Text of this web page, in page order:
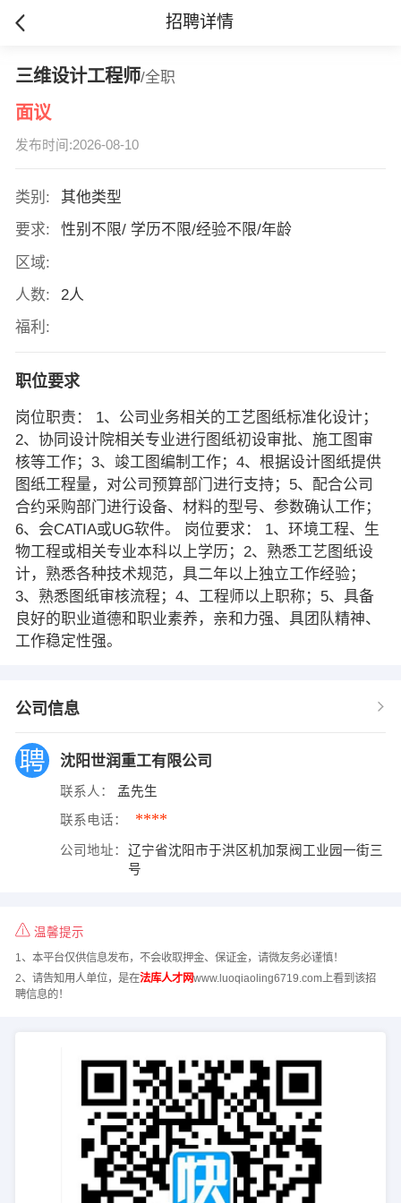
招聘详情
三维设计工程师/全职
面议
发布时间:2026-08-10
类别:
其他类型
要求:
性别不限/ 学历不限/经验不限/年龄
区域:
人数:
2人
福利:
职位要求
岗位职责： 1、公司业务相关的工艺图纸标准化设计；
2、协同设计院相关专业进行图纸初设审批、施工图审
核等工作；3、竣工图编制工作；4、根据设计图纸提供
图纸工程量，对公司预算部门进行支持；5、配合公司
合约采购部门进行设备、材料的型号、参数确认工作；
6、会CATIA或UG软件。 岗位要求： 1、环境工程、生
物工程或相关专业本科以上学历；2、熟悉工艺图纸设
计，熟悉各种技术规范，具二年以上独立工作经验；
3、熟悉图纸审核流程；4、工程师以上职称；5、具备
良好的职业道德和职业素养，亲和力强、具团队精神、
工作稳定性强。
公司信息
沈阳世润重工有限公司
联系人： 孟先生
联系电话： ****
公司地址：
辽宁省沈阳市于洪区机加泵阀工业园一街三
号
温馨提示
1、本平台仅供信息发布，不会收取押金、保证金，请微友务必谨慎！
2、请告知用人单位，是在法库人才网www.luoqiaoling6719.com上看到该招
聘信息的！